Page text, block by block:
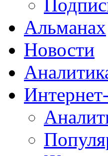
Альманах
Новости